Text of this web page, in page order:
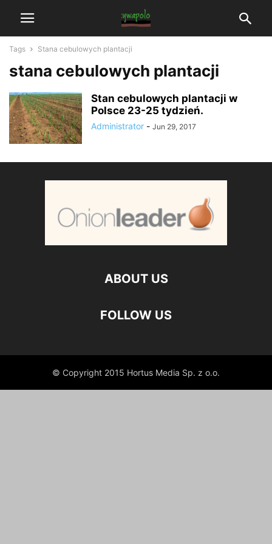
Tags Stana cebulowych plantacji
stana cebulowych plantacji
Stan cebulowych plantacji w
Polsce 23-25 tydzień.
Administrator - Jun 29, 2017
ABOUT US
FOLLOW US
© Copyright 2015 Hortus Media Sp. z o.o.